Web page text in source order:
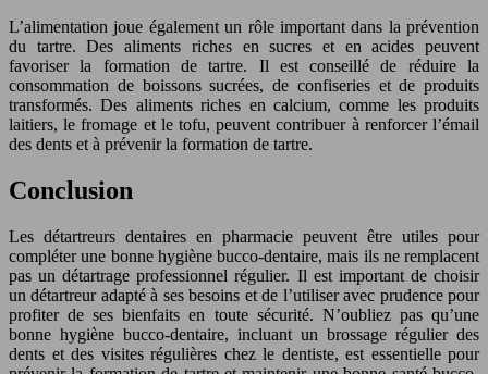
L’alimentation joue également un rôle important dans la prévention
du tartre. Des aliments riches en sucres et en acides peuvent
favoriser la formation de tartre. Il est conseillé de réduire la
consommation de boissons sucrées, de confiseries et de produits
transformés. Des aliments riches en calcium, comme les produits
laitiers, le fromage et le tofu, peuvent contribuer à renforcer l’émail
des dents et à prévenir la formation de tartre.
Conclusion
Les détartreurs dentaires en pharmacie peuvent être utiles pour
compléter une bonne hygiène bucco-dentaire, mais ils ne remplacent
pas un détartrage professionnel régulier. Il est important de choisir
un détartreur adapté à ses besoins et de l’utiliser avec prudence pour
profiter de ses bienfaits en toute sécurité. N’oubliez pas qu’une
bonne hygiène bucco-dentaire, incluant un brossage régulier des
dents et des visites régulières chez le dentiste, est essentielle pour